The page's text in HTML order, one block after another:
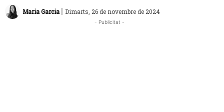
Maria Garcia | Dimarts, 26 de novembre de 2024
- Publicitat -